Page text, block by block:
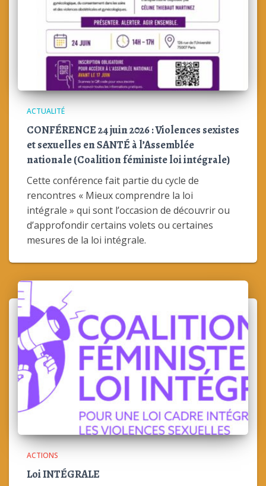
ACTUALITÉ
CONFÉRENCE 24 juin 2026 : Violences sexistes
et sexuelles en SANTÉ à l’Assemblée
nationale (Coalition féministe loi intégrale)
Cette conférence fait partie du cycle de
rencontres « Mieux comprendre la loi
intégrale » qui sont l’occasion de découvrir ou
d’approfondir certains volets ou certaines
mesures de la loi intégrale.
ACTIONS
Loi INTÉGRALE